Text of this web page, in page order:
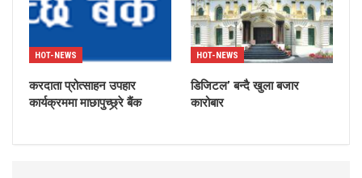
HOT-NEWS
करदाता प्रोत्साहन उपहार
कार्यक्रममा माछापुच्छ्र्रे बैंक
HOT-NEWS
डिजिटल’ बन्दै खुला बजार
कारोबार